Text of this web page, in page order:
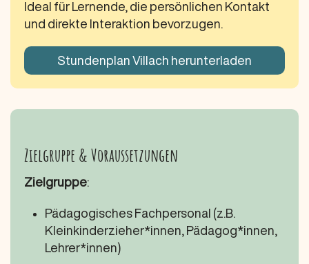
Ideal für Lernende, die persönlichen Kontakt
und direkte Interaktion bevorzugen.
Stundenplan Villach herunterladen
Zielgruppe & Voraussetzungen
Zielgruppe:
Pädagogisches Fachpersonal (z.B.
Kleinkinderzieher*innen, Pädagog*innen,
Lehrer*innen)